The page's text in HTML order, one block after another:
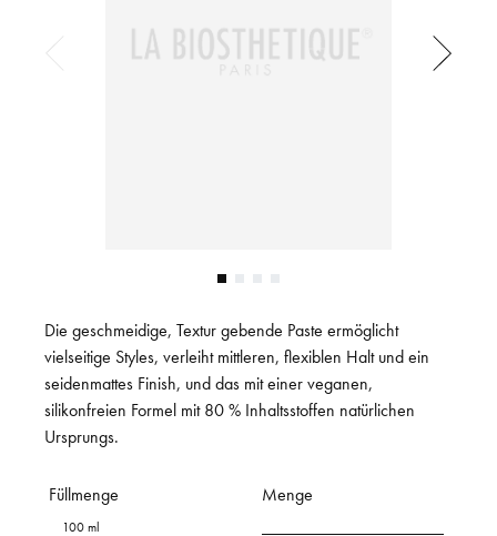
Die geschmeidige, Textur gebende Paste ermöglicht
vielseitige Styles, verleiht mittleren, flexiblen Halt und ein
seidenmattes Finish, und das mit einer veganen,
silikonfreien Formel mit 80 % Inhaltsstoffen natürlichen
Ursprungs.
Füllmenge
100 ml
Menge